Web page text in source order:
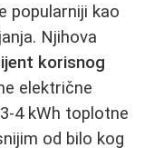
popularniji kao
Njihova
korisnog
električne
4 kWh toplotne
od bilo kog